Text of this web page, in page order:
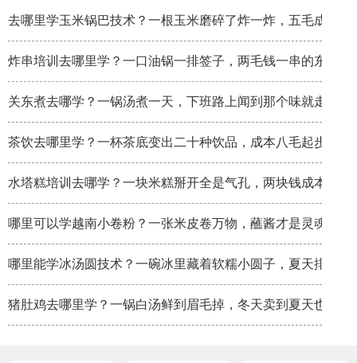
去哪里学玉米锅巴技术？一根玉米磨碎了炸一炸，五毛成本卖
炸串培训去哪里学？一口油锅一排签子，两毛钱一串的东西炸
关东煮去哪学？一锅汤煮一天，下班路上闻到那个味就走不动
茶饮去哪里学？一杯茶底变出二十种饮品，成本八毛起步
水塔糕培训去哪学？一块米糕掰开全是气孔，两块钱成本卖八
哪里可以学越南小卷粉？一张米皮卷万物，蘸酱才是灵魂
哪里能学冰汤圆技术？一碗冰里藏着软糯小圆子，夏天排队排
猪肚鸡去哪里学？一锅白汤鲜到眉毛掉，冬天卖到夏天也不淡